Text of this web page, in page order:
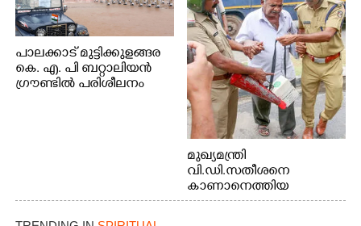
പാലക്കാട് മുട്ടിക്കുളങ്ങര
കെ. എ. പി ബറ്റാലിയൻ
ഗ്രൗണ്ടിൽ പരിശീലനം
മുഖ്യമന്ത്രി
വി.ഡി.സതീശനെ
കാണാനെത്തിയ
മോഹനൻ നായർ